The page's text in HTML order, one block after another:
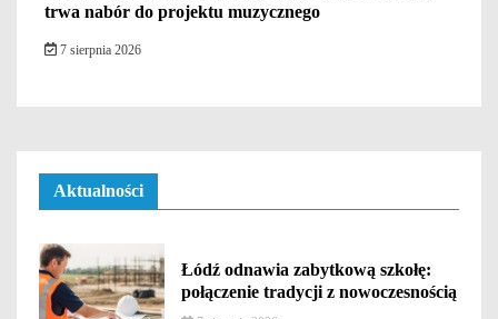
trwa nabór do projektu muzycznego
7 sierpnia 2026
Aktualności
Łódź odnawia zabytkową szkołę:
połączenie tradycji z nowoczesnością